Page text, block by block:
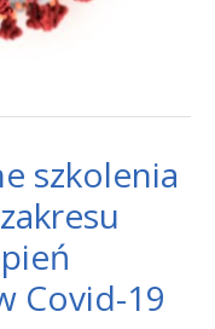
szkolenia
Covid-19